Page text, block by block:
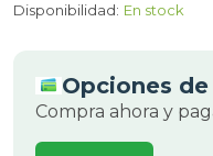
Disponibilidad: En stock
Opciones
Compra ahora y